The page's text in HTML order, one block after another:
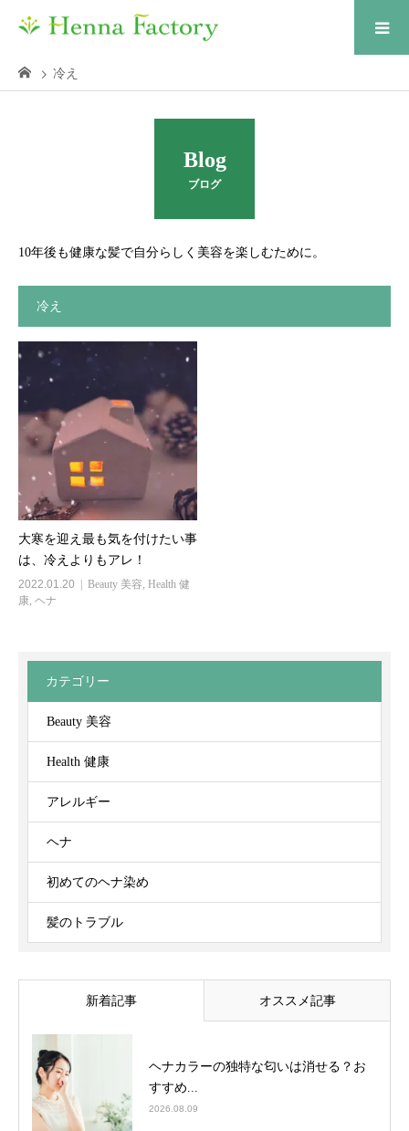
冷え
Blog
ブログ
10年後も健康な髪で自分らしく美容を楽しむために。
冷え
大寒を迎え最も気を付けたい事
は、冷えよりもアレ！
2022.01.20 Beauty 美容, Health 健
康, ヘナ
カテゴリー
Beauty 美容
Health 健康
アレルギー
ヘナ
初めてのヘナ染め
髪のトラブル
新着記事 オススメ記事
ヘナカラーの独特な匂いは消せる？お
すすめ...
2026.08.09